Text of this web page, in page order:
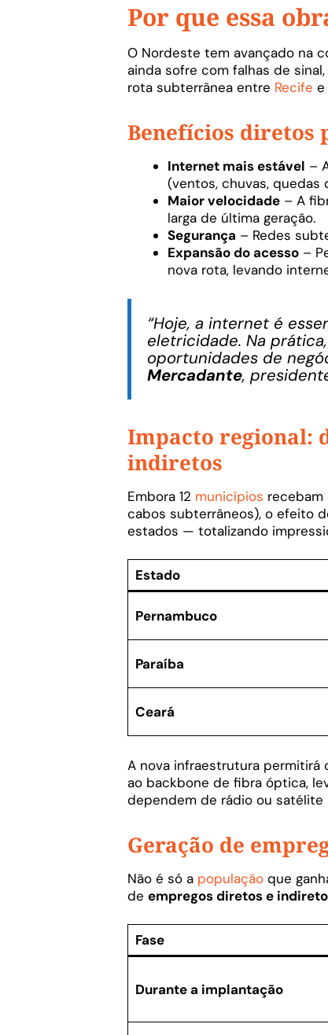
Por que essa
O Nordeste tem avançado na
ainda sofre com falhas de
rota subterrânea entre Recife e
Benefícios diretos
Internet mais estável –
(ventos, chuvas, quedas
Maior velocidade – A
larga de última geração.
Segurança – Redes
Expansão do acesso –
nova rota, levando
“Hoje, a internet é
eletricidade. Na
oportunidades de
Mercadante,
Impacto regional:
indiretos
Embora 12 municípios recebam
cabos subterrâneos), o efeito
estados — totalizando
Estado
Pernambuco
Paraíba
Ceará
A nova infraestrutura
ao backbone de fibra óptica,
dependem de rádio ou
Geração de
Não é só a população que
de empregos diretos e
Fase
Durante a implantação